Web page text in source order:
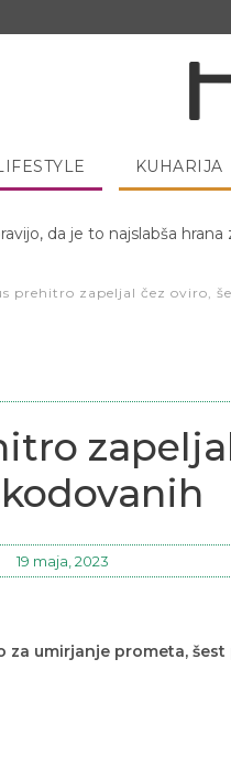
KUHARIJA
da je to najslabša hrana
prehitro zapeljal čez oviro,
19 maja, 2023
za umirjanje prometa,